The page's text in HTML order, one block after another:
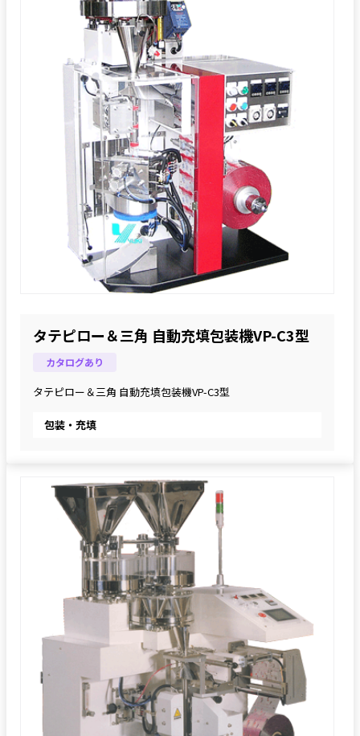
タテピロー＆三角 自動充填包装機VP-C3型
カタログあり
タテピロー＆三角 自動充填包装機VP-C3型
包装・充填